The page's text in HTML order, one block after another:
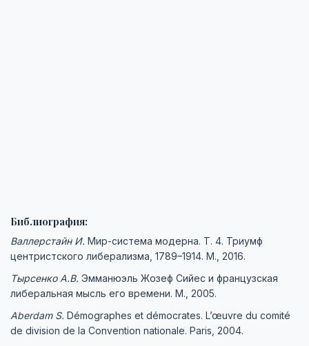
Библиография:
Валлерстайн И. Мир-система модерна. Т. 4. Триумф
центристского либерализма, 1789–1914. М., 2016.
Тырсенко А.В. Эмманюэль Жозеф Сийес и французская
либеральная мысль его времени. М., 2005.
Aberdam S. Démographes et démocrates. L’œuvre du comité
de division de la Convention nationale. Paris, 2004.